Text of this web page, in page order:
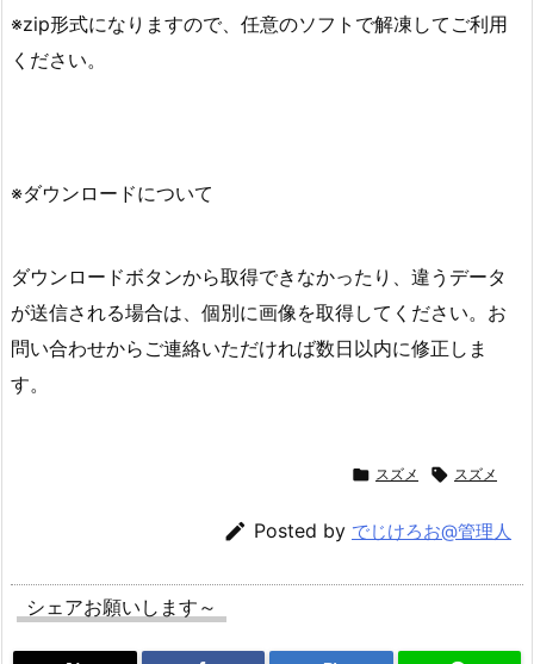
※zip形式になりますので、任意のソフトで解凍してご利用
ください。
※ダウンロードについて
ダウンロードボタンから取得できなかったり、違うデータ
が送信される場合は、個別に画像を取得してください。お
問い合わせからご連絡いただければ数日以内に修正しま
す。
 スズメ  スズメ
 Posted by でじけろお@管理人
シェアお願いします～